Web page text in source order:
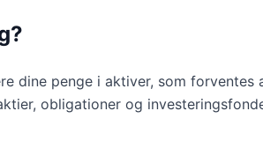
dine penge i aktiver, som
obligationer og